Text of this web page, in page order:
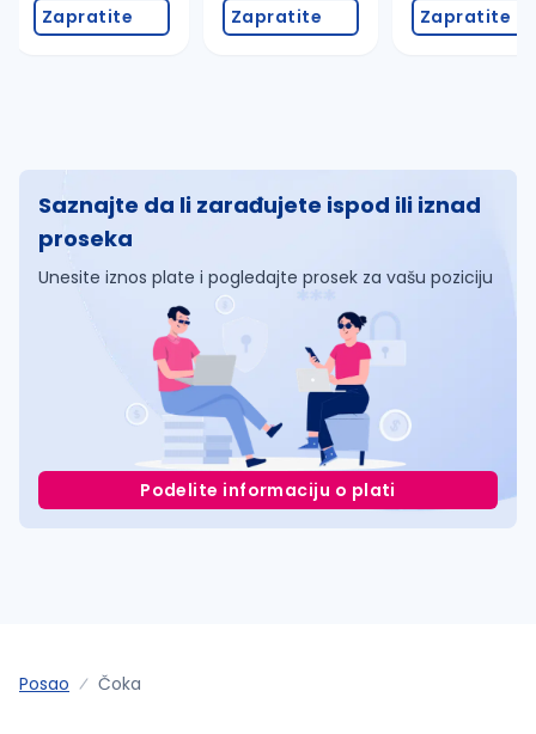
Zapratite Zapratite Zapratite
Saznajte da li zarađujete ispod ili iznad
proseka
Unesite iznos plate i pogledajte prosek za vašu poziciju
Podelite informaciju o plati
Posao Čoka